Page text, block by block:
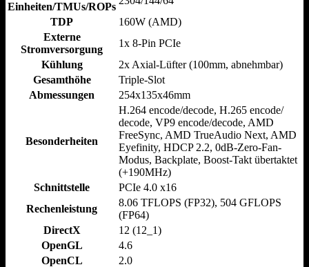
Einheiten/TMUs/ROPs
TDP
160W (AMD)
Externe
Stromversorgung
1x 8-Pin PCIe
Kühlung
2x Axial-Lüfter (100mm, abnehmbar)
Gesamthöhe
Triple-Slot
Abmessungen
254x135x46mm
Besonderheiten
H.264 encode/​decode, H.265 encode/​
decode, VP9 encode/​decode, AMD
FreeSync, AMD TrueAudio Next, AMD
Eyefinity, HDCP 2.2, 0dB-Zero-Fan-
Modus, Backplate, Boost-Takt übertaktet
(+190MHz)
Schnittstelle
PCIe 4.0 x16
Rechenleistung
8.06 TFLOPS (FP32), 504 GFLOPS
(FP64)
DirectX
12 (12_1)
OpenGL
4.6
OpenCL
2.0